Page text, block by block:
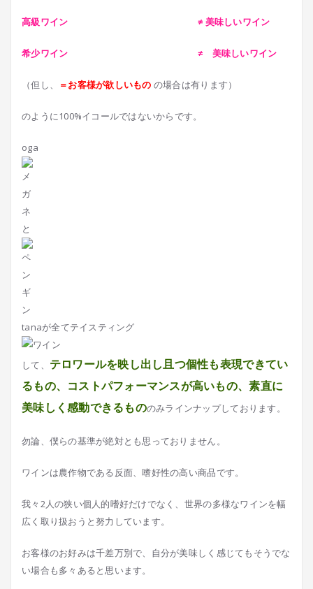
高級ワイン ≠ 美味しいワイン
希少ワイン ≠ 美味しいワイン
（但し、 ＝お客様が欲しいもの の場合は有ります）
のように100%イコールではないからです。
oga
と
tanaが全てテイスティング
して、 テロワールを映し出し且つ個性も表現できてい
るもの、コストパフォーマンスが高いもの、素直に
美味しく感動できるもののみラインナップしております。
勿論、僕らの基準が絶対とも思っておりません。
ワインは農作物である反面、嗜好性の高い商品です。
我々2人の狭い個人的嗜好だけでなく、世界の多様なワインを幅
広く取り扱おうと努力しています。
お客様のお好みは千差万別で、自分が美味しく感じてもそうでな
い場合も多々あると思います。